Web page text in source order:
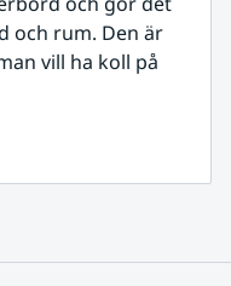
och rum. Den är
vill ha koll på